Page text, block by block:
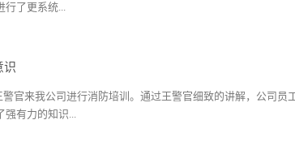
行了更系统...
识
官来我公司进行消防培训。通过王警官细致的讲解，公司
强有力的知识...